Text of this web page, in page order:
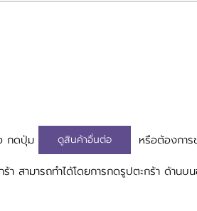
กดปุ่ม ดูสินค้าอื่นต่อ หรือต้องการ
สามารถทำได้โดยการกดรูปตะกร้า ด้านบ